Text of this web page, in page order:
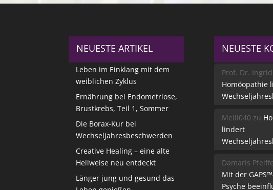
NEUESTE ARTIKEL
Leben im Einklang mit dem
weiblichen Zyklus
Ernährung bei Endometriose,
Brustkrebs, Teil 1, Sommer
Die Borax-Kur bei
Wechseljahresbeschwerden
Creative Healing – eine alte
Heilweise neu entdeckt
Länger jung und gesund das
NEUESTE
Prof. Dr.
Homöopathie
Melli040 zu
lindert
Damaris
Mit der
Psyche